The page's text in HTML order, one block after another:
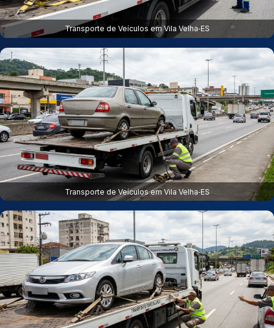
Transporte de Veículos em Vila Velha‑ES
Transporte de Veículos em Vila Velha‑ES